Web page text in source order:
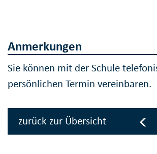
Anmerkungen
Sie können mit der Schule
persönlichen Termin vereinbaren.
zurück zur Übersicht